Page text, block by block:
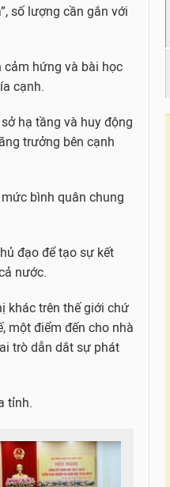
số lượng cần gắn với
cảm hứng và bài học
cạnh.
hạ tầng và huy động
trưởng bên cạnh
bình quân chung
đạo để tạo sự kết
nước.
khác trên thế giới chứ
một điểm đến cho nhà
trò dẫn dắt sự phát
tỉnh.